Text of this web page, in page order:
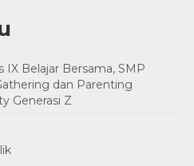
IX Belajar Bersama, SMP
dan Parenting
Generasi Z